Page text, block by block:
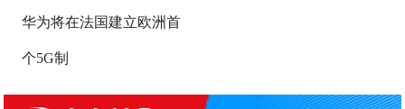
华为将在法国建立欧洲首
个5G制